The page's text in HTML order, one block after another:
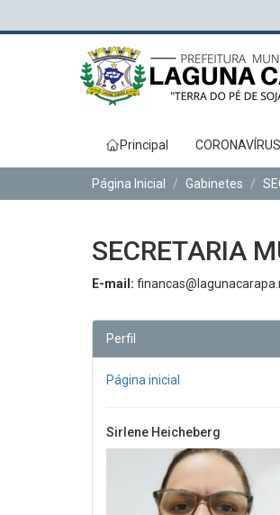
Principal CORONAVÍRUS
Página Inicial Gabinetes
SECRETARIA
E-mail:
Perfil
Página inicial
Sirlene Heicheberg